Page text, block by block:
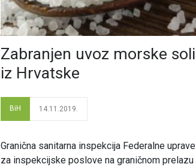
Zabranjen uvoz morske soli
iz Hrvatske
BiH 14.11.2019.
Granična sanitarna inspekcija Federalne uprave
za inspekcijske poslove na graničnom prelazu